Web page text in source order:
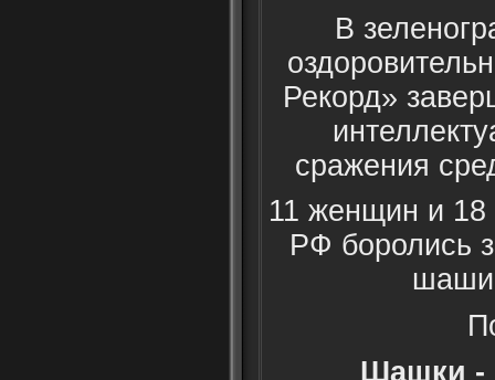
В
Рекорд»
сражения
11 женщин и 18
РФ боролись
Шашки -